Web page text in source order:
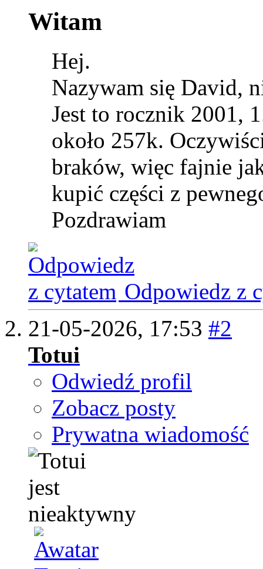
Witam
Hej.
Nazywam się David,
Jest to rocznik 2001,
około 257k.
braków, więc fajnie
kupić części z
Pozdrawiam
Odpowiedz z
21-05-2026, 17:53 #2
Totui
Odwiedź profil
Zobacz posty
Prywatna wiadomość